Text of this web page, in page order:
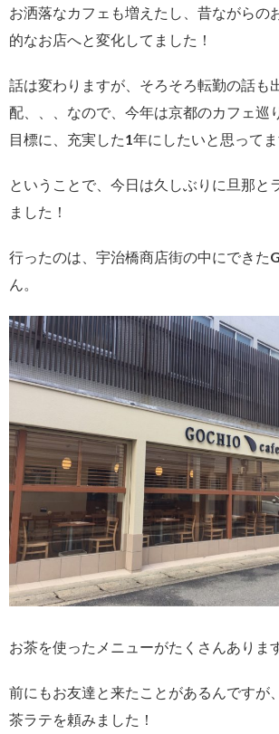
お洒落なカフェも増えたし、昔ながらの
的なお店へと変化してました！
話は変わりますが、そろそろ転勤の話も
配、、、なので、今年は京都のカフェ巡
目標に、充実した1年にしたいと思ってま
ということで、今日は久しぶりに旦那と
ました！
行ったのは、宇治橋商店街の中にできた
ん。
お茶を使ったメニューがたくさんありま
前にもお友達と来たことがあるんですが
茶ラテを頼みました！